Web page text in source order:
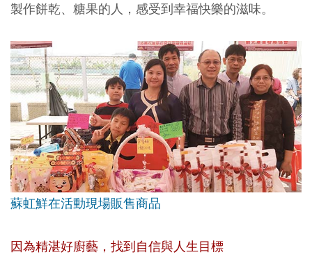
製作餅乾、糖果的人，感受到幸福快樂的滋味。
蘇虹鮮在活動現場販售商品
因為精湛好廚藝，找到自信與人生目標